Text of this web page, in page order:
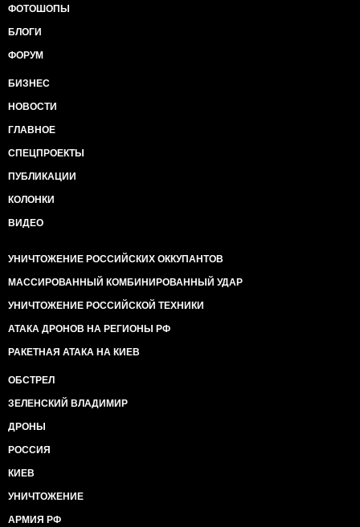
ФОТОШОПЫ
БЛОГИ
ФОРУМ
БИЗНЕС
НОВОСТИ
ГЛАВНОЕ
СПЕЦПРОЕКТЫ
ПУБЛИКАЦИИ
КОЛОНКИ
ВИДЕО
УНИЧТОЖЕНИЕ РОССИЙСКИХ ОККУПАНТОВ
МАССИРОВАННЫЙ КОМБИНИРОВАННЫЙ УДАР
УНИЧТОЖЕНИЕ РОССИЙСКОЙ ТЕХНИКИ
АТАКА ДРОНОВ НА РЕГИОНЫ РФ
РАКЕТНАЯ АТАКА НА КИЕВ
ОБСТРЕЛ
ЗЕЛЕНСКИЙ ВЛАДИМИР
ДРОНЫ
РОССИЯ
КИЕВ
УНИЧТОЖЕНИЕ
АРМИЯ РФ